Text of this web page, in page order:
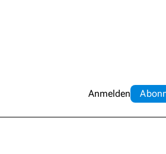
Anmelden Abo